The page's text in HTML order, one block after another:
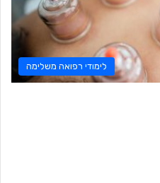
לימודי רפואה משלימה